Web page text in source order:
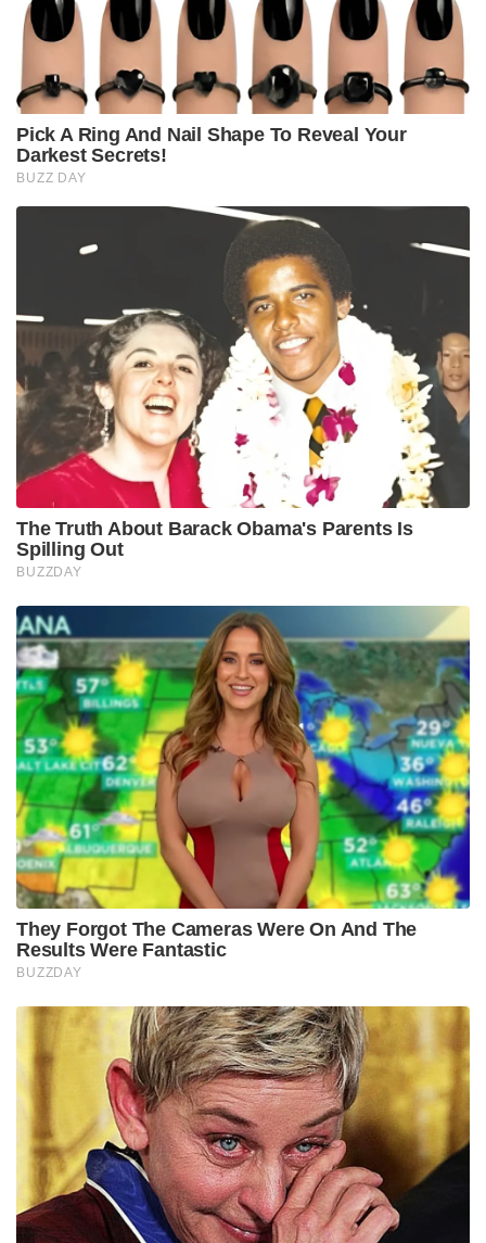
Pick A Ring And Nail Shape To Reveal Your
Darkest Secrets!
BUZZ DAY
The Truth About Barack Obama's Parents Is
Spilling Out
BUZZDAY
They Forgot The Cameras Were On And The
Results Were Fantastic
BUZZDAY